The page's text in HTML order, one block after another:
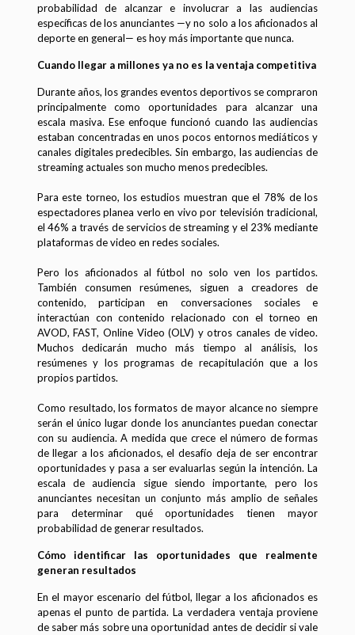
probabilidad de alcanzar e involucrar a las audiencias
específicas de los anunciantes —y no solo a los aficionados al
deporte en general— es hoy más importante que nunca.
Cuando llegar a millones ya no es la ventaja competitiva
Durante años, los grandes eventos deportivos se compraron
principalmente como oportunidades para alcanzar una
escala masiva. Ese enfoque funcionó cuando las audiencias
estaban concentradas en unos pocos entornos mediáticos y
canales digitales predecibles. Sin embargo, las audiencias de
streaming actuales son mucho menos predecibles.
Para este torneo, los estudios muestran que el 78% de los
espectadores planea verlo en vivo por televisión tradicional,
el 46% a través de servicios de streaming y el 23% mediante
plataformas de video en redes sociales.
Pero los aficionados al fútbol no solo ven los partidos.
También consumen resúmenes, siguen a creadores de
contenido, participan en conversaciones sociales e
interactúan con contenido relacionado con el torneo en
AVOD, FAST, Online Video (OLV) y otros canales de video.
Muchos dedicarán mucho más tiempo al análisis, los
resúmenes y los programas de recapitulación que a los
propios partidos.
Como resultado, los formatos de mayor alcance no siempre
serán el único lugar donde los anunciantes puedan conectar
con su audiencia. A medida que crece el número de formas
de llegar a los aficionados, el desafío deja de ser encontrar
oportunidades y pasa a ser evaluarlas según la intención. La
escala de audiencia sigue siendo importante, pero los
anunciantes necesitan un conjunto más amplio de señales
para determinar qué oportunidades tienen mayor
probabilidad de generar resultados.
Cómo identificar las oportunidades que realmente
generan resultados
En el mayor escenario del fútbol, llegar a los aficionados es
apenas el punto de partida. La verdadera ventaja proviene
de saber más sobre una oportunidad antes de decidir si vale